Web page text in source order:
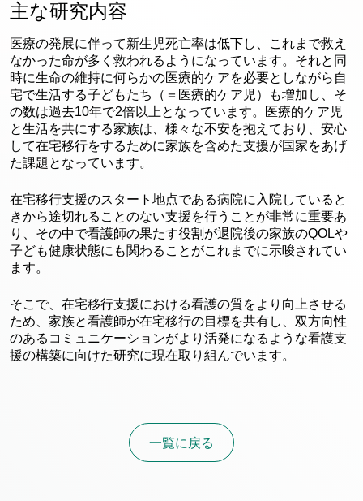
主な研究内容
医療の発展に伴って新生児死亡率は低下し、これまで救え
なかった命が多く救われるようになっています。それと同
時に生命の維持に何らかの医療的ケアを必要としながら自
宅で生活する子どもたち（＝医療的ケア児）も増加し、そ
の数は過去10年で2倍以上となっています。医療的ケア児
と生活を共にする家族は、様々な不安を抱えており、安心
して在宅移行をするために家族を含めた支援が国家をあげ
た課題となっています。
在宅移行支援のスタート地点である病院に入院していると
きから途切れることのない支援を行うことが非常に重要あ
り、その中で看護師の果たす役割が退院後の家族のQOLや
子ども健康状態にも関わることがこれまでに示唆されてい
ます。
そこで、在宅移行支援における看護の質をより向上させる
ため、家族と看護師が在宅移行の目標を共有し、双方向性
のあるコミュニケーションがより活発になるような看護支
援の構築に向けた研究に現在取り組んでいます。
一覧に戻る